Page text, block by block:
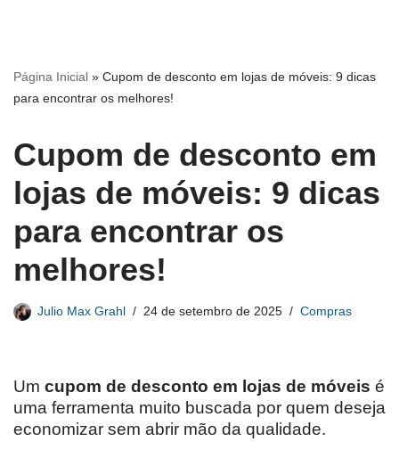
Página Inicial » Cupom de desconto em lojas de móveis: 9 dicas
para encontrar os melhores!
Cupom de desconto em
lojas de móveis: 9 dicas
para encontrar os
melhores!
Julio Max Grahl 24 de setembro de 2025 Compras
Um cupom de desconto em lojas de móveis é
uma ferramenta muito buscada por quem deseja
economizar sem abrir mão da qualidade.